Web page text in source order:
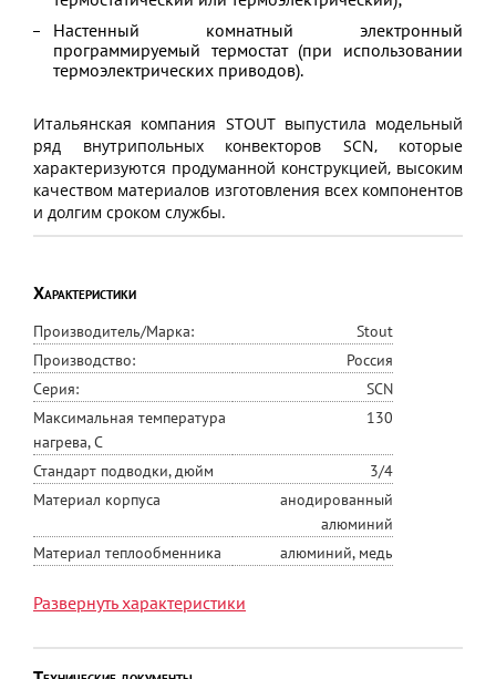
Настенный комнатный электронный
программируемый термостат (при использовании
термоэлектрических приводов).
Итальянская компания STOUT выпустила модельный
ряд внутрипольных конвекторов SCN, которые
характеризуются продуманной конструкцией, высоким
качеством материалов изготовления всех компонентов
и долгим сроком службы.
Характеристики
Производитель/Марка:
Stout
Производство:
Россия
Серия:
SCN
Максимальная температура
нагрева, С
130
Стандарт подводки, дюйм
3/4
Материал корпуса
анодированный
алюминий
Материал теплообменника
алюминий, медь
Глубина, мм
Тип решётки
Развернуть характеристики